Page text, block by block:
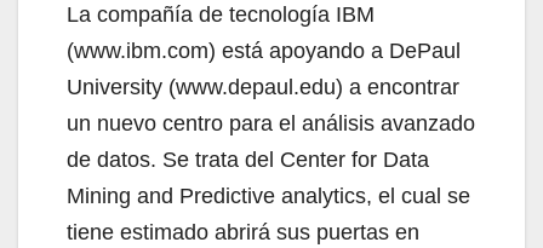
La compañía de tecnología IBM
(www.ibm.com) está apoyando a DePaul
University (www.depaul.edu) a encontrar
un nuevo centro para el análisis avanzado
de datos. Se trata del Center for Data
Mining and Predictive analytics, el cual se
tiene estimado abrirá sus puertas en